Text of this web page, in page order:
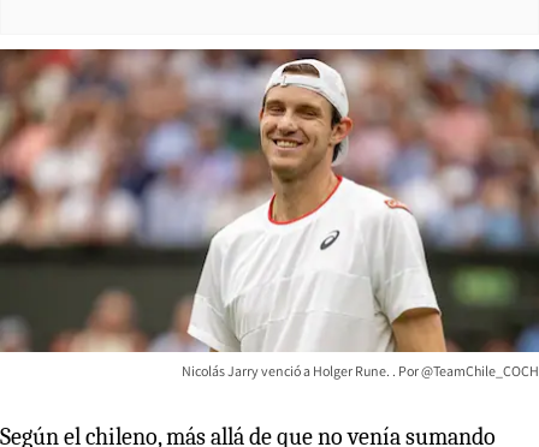
Nicolás Jarry venció a Holger Rune. . Por @TeamChile_COCH
Según el chileno, más allá de que no venía sumando